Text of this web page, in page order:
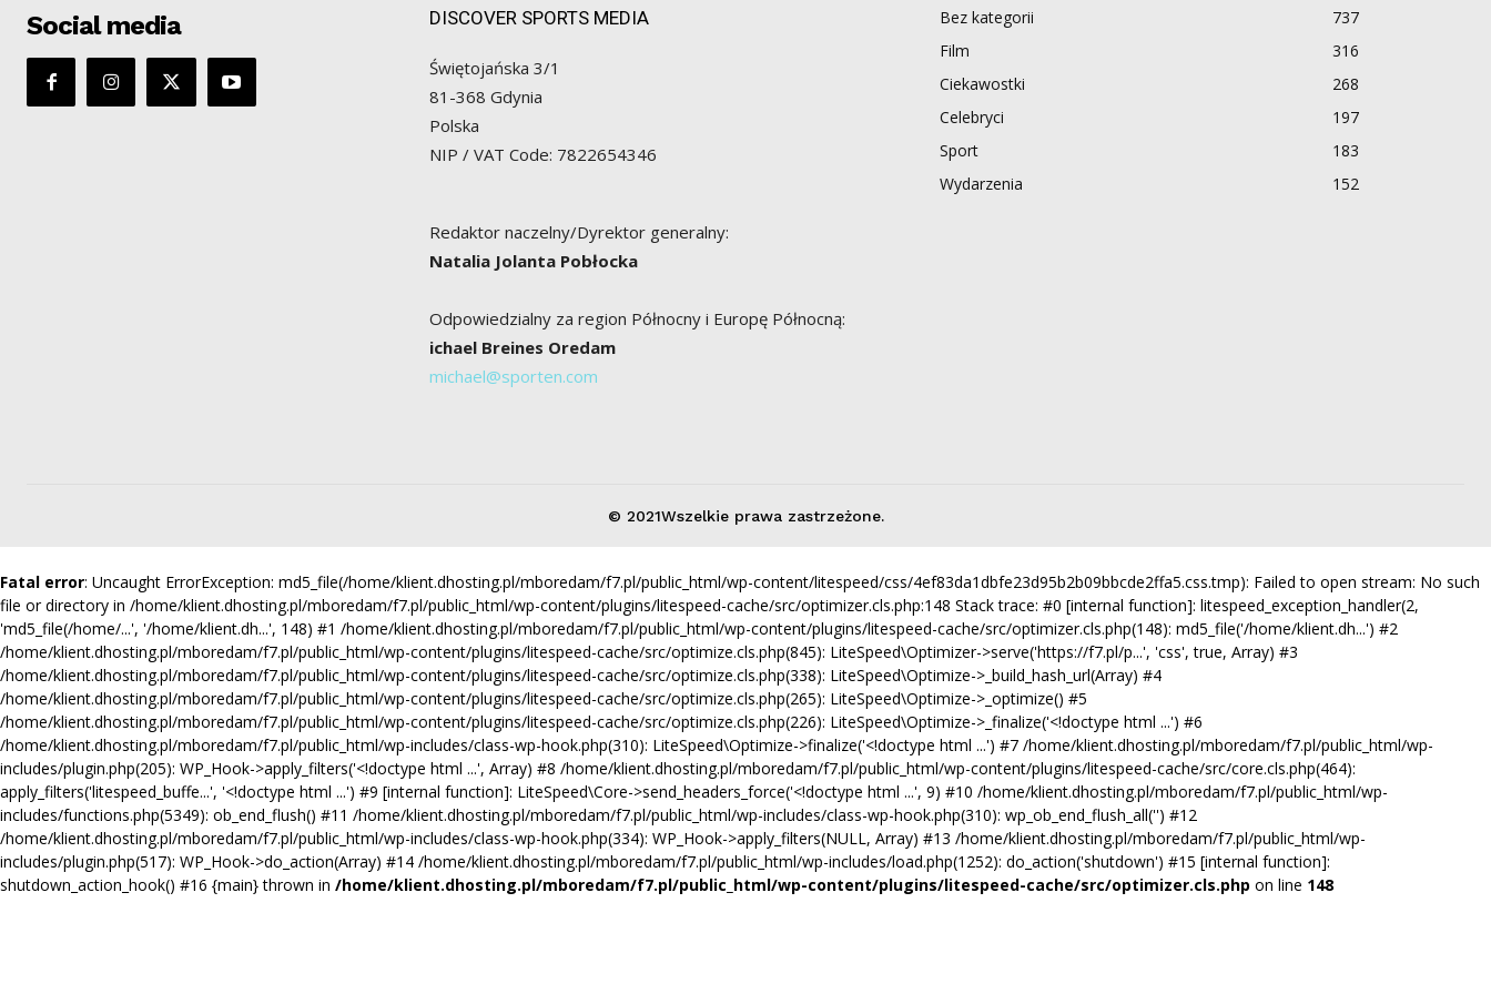
Social media DISCOVER SPORTS MEDIA
Świętojańska 3/1
81-368 Gdynia
Polska
NIP / VAT Code: 7822654346
Redaktor naczelny/Dyrektor generalny:
Natalia Jolanta Pobłocka
Odpowiedzialny za region Północny i Europę Północną:
ichael Breines Oredam
michael@sporten.com
Bez kategorii
737
Film
316
Ciekawostki
268
Celebryci
197
Sport
183
Wydarzenia
152
© 2021Wszelkie prawa zastrzeżone.
Fatal error: Uncaught ErrorException: md5_file(/home/klient.dhosting.pl/mboredam/f7.pl/public_html/wp-content/litespeed/css/4ef83da1dbfe23d95b2b09bbcde2ffa5.css.tmp): Failed to open stream: No such
file or directory in /home/klient.dhosting.pl/mboredam/f7.pl/public_html/wp-content/plugins/litespeed-cache/src/optimizer.cls.php:148 Stack trace: #0 [internal function]: litespeed_exception_handler(2,
'md5_file(/home/...', '/home/klient.dh...', 148) #1 /home/klient.dhosting.pl/mboredam/f7.pl/public_html/wp-content/plugins/litespeed-cache/src/optimizer.cls.php(148): md5_file('/home/klient.dh...') #2
/home/klient.dhosting.pl/mboredam/f7.pl/public_html/wp-content/plugins/litespeed-cache/src/optimize.cls.php(845): LiteSpeed\Optimizer->serve('https://f7.pl/p...', 'css', true, Array) #3
/home/klient.dhosting.pl/mboredam/f7.pl/public_html/wp-content/plugins/litespeed-cache/src/optimize.cls.php(338): LiteSpeed\Optimize->_build_hash_url(Array) #4
/home/klient.dhosting.pl/mboredam/f7.pl/public_html/wp-content/plugins/litespeed-cache/src/optimize.cls.php(265): LiteSpeed\Optimize->_optimize() #5
/home/klient.dhosting.pl/mboredam/f7.pl/public_html/wp-content/plugins/litespeed-cache/src/optimize.cls.php(226): LiteSpeed\Optimize->_finalize('<!doctype html ...') #6
/home/klient.dhosting.pl/mboredam/f7.pl/public_html/wp-includes/class-wp-hook.php(310): LiteSpeed\Optimize->finalize('<!doctype html ...') #7 /home/klient.dhosting.pl/mboredam/f7.pl/public_html/wp-
includes/plugin.php(205): WP_Hook->apply_filters('<!doctype html ...', Array) #8 /home/klient.dhosting.pl/mboredam/f7.pl/public_html/wp-content/plugins/litespeed-cache/src/core.cls.php(464):
apply_filters('litespeed_buffe...', '<!doctype html ...') #9 [internal function]: LiteSpeed\Core->send_headers_force('<!doctype html ...', 9) #10 /home/klient.dhosting.pl/mboredam/f7.pl/public_html/wp-
includes/functions.php(5349): ob_end_flush() #11 /home/klient.dhosting.pl/mboredam/f7.pl/public_html/wp-includes/class-wp-hook.php(310): wp_ob_end_flush_all('') #12
/home/klient.dhosting.pl/mboredam/f7.pl/public_html/wp-includes/class-wp-hook.php(334): WP_Hook->apply_filters(NULL, Array) #13 /home/klient.dhosting.pl/mboredam/f7.pl/public_html/wp-
includes/plugin.php(517): WP_Hook->do_action(Array) #14 /home/klient.dhosting.pl/mboredam/f7.pl/public_html/wp-includes/load.php(1252): do_action('shutdown') #15 [internal function]:
shutdown_action_hook() #16 {main} thrown in /home/klient.dhosting.pl/mboredam/f7.pl/public_html/wp-content/plugins/litespeed-cache/src/optimizer.cls.php on line 148